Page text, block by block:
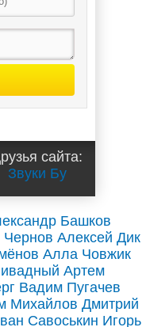
сайта:
Звуки Бу
Башков
Чернов Алексей Дик
Алла Човжик
Артем
Вадим Пугачев
Михайлов Дмитрий
Савоськин Игорь